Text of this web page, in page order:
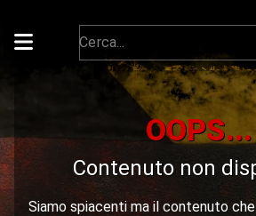
OOPS...
Contenuto non
Siamo spiacenti ma il contenuto